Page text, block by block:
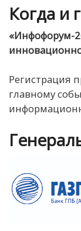
Когда и
«Инфофорум-
Регистрация
главному